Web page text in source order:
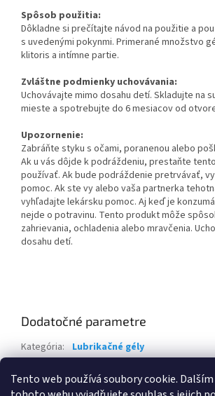
Tento web používá soubory cookie.
Spôsob použitia:
Dôkladne si prečítajte návod na použitie a
s uvedenými pokynmi. Primerané množstvo
klitoris a intímne partie.
Zvláštne podmienky uchovávania:
Uchovávajte mimo dosahu detí. Skladujte na
mieste a spotrebujte do 6 mesiacov od
Upozornenie:
Zabráňte styku s očami, poranenou alebo
Ak u vás dôjde k podráždeniu, prestaňte
používať. Ak bude podráždenie pretrvávať,
pomoc. Ak ste vy alebo vaša partnerka
vyhľadajte lekársku pomoc. Aj keď je
nejde o potravinu. Tento produkt môže
zahrievania, ochladenia alebo mravčenia.
dosahu detí.
Dodatočné parametre
Kategória:
Lubrikačné gély
EAN: 5900627068344